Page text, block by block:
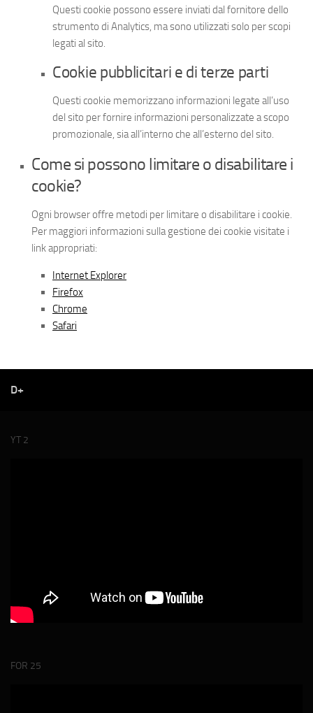
Questi cookie possono essere inviati dal fornitore dello
strumento di Analytics, ma sono utilizzati solo per scopi
legati al sito.
Cookie pubblicitari e di terze parti
Questi cookie memorizzano informazioni legate all’uso
del sito per fornire informazioni personalizzate a scopo
promozionale, sia all’interno che all’esterno del sito.
Come si possono limitare o disabilitare i
cookie?
Ogni browser offre metodi per limitare o disabilitare i cookie.
Per maggiori informazioni sulla gestione dei cookie visitate i
link appropriati:
Internet Explorer
Firefox
Chrome
Safari
D+
YT 2
FOR 25